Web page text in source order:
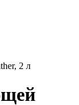
2 л